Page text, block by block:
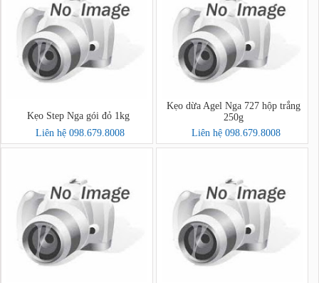
Kẹo Step Nga gói đỏ 1kg
Liên hệ 098.679.8008
Kẹo dừa Agel Nga 727 hộp trắng
250g
Liên hệ 098.679.8008